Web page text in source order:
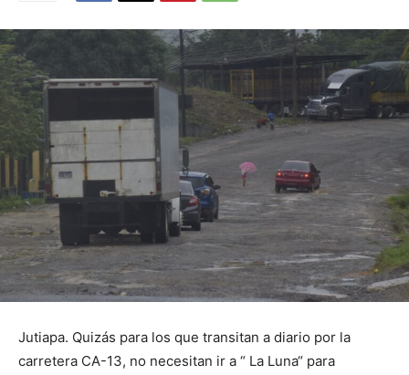
Jutiapa. Quizás para los que transitan a diario por la
carretera CA-13, no necesitan ir a “ La Luna“ para